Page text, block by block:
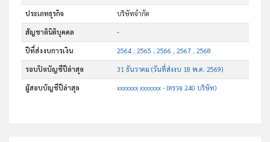
ประเภทธุรกิจ บริษัทจำกัด
สัญชาตินิติบุคคล -
ปีที่ส่งงบการเงิน 2564 , 2565 , 2566 , 2567 , 2568
รอบปิดบัญชีปีล่าสุด 31 ธันวาคม (วันที่ส่งงบ 18 พ.ค. 2569)
ผู้สอบบัญชีปีล่าสุด xxxxxxx xxxxxxx - (ตรวจ 240 บริษัท)